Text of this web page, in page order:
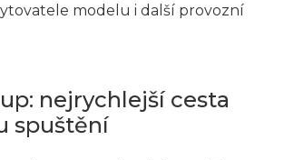
modelu i další provozní
nejrychlejší cesta
spuštění